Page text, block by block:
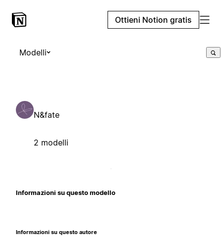
Ottieni Notion gratis
Modelli
N&fate
2 modelli
Informazioni su questo modello
Informazioni su questo autore